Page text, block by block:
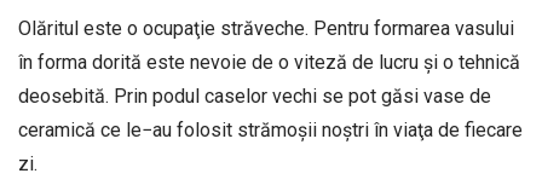
Olăritul este o ocupaţie străveche. Pentru formarea vasului
în forma dorită este nevoie de o viteză de lucru şi o tehnică
deosebită. Prin podul caselor vechi se pot găsi vase de
ceramică ce le−au folosit strămoşii noştri în viaţa de fiecare
zi.